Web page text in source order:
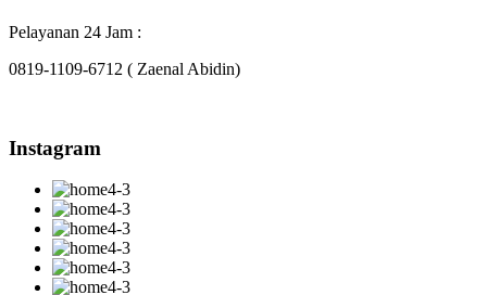
Pelayanan 24 Jam :
0819-1109-6712 ( Zaenal Abidin)
Instagram